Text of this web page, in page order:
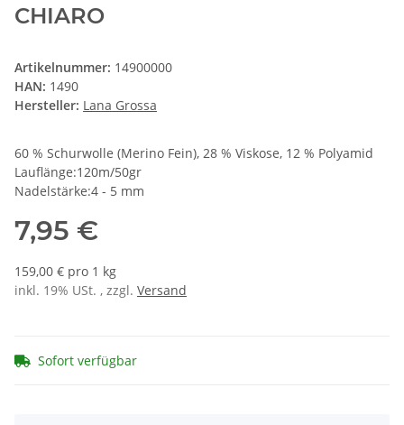
CHIARO
Artikelnummer: 14900000
HAN: 1490
Hersteller: Lana Grossa
60 % Schurwolle (Merino Fein), 28 % Viskose, 12 % Polyamid
Lauflänge:120m/50gr
Nadelstärke:4 - 5 mm
7,95 €
159,00 € pro 1 kg
inkl. 19% USt. , zzgl. Versand
Sofort verfügbar